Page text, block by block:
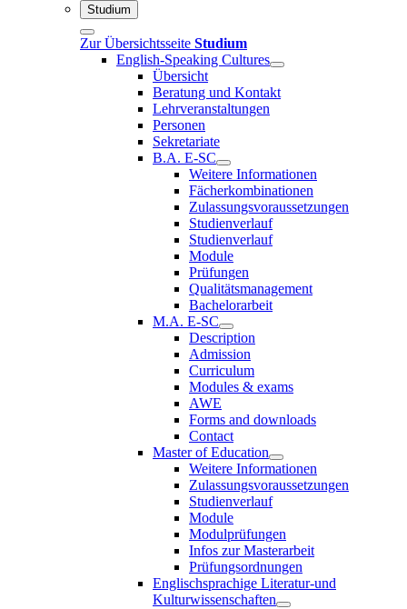
Studium
Zur Übersichtsseite Studium
English-Speaking Cultures
Übersicht
Beratung und Kontakt
Lehrveranstaltungen
Personen
Sekretariate
B.A. E-SC
Weitere Informationen
Fächerkombinationen
Zulassungsvoraussetzungen
Studienverlauf
Studienverlauf
Module
Prüfungen
Qualitätsmanagement
Bachelorarbeit
M.A. E-SC
Description
Admission
Curriculum
Modules & exams
AWE
Forms and downloads
Contact
Master of Education
Weitere Informationen
Zulassungsvoraussetzungen
Studienverlauf
Module
Modulprüfungen
Infos zur Masterarbeit
Prüfungsordnungen
Englischsprachige Literatur-und
Kulturwissenschaften